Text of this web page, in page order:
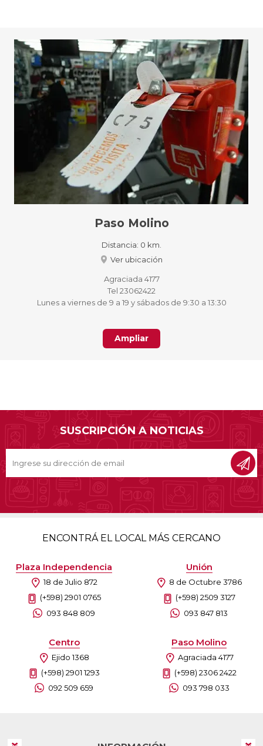
Paso Molino
Distancia: 0 km.
Ver ubicación
Agraciada 4177
Tel 23062422
Lunes a viernes de 9 a 19 y sábados de 9:30 a 13:30
Ampliar
SUSCRIPCIÓN A NOTICIAS
ENCONTRÁ EL LOCAL MÁS CERCANO
Plaza Independencia
18 de Julio 872
(+598) 2901 0765
093 848 809
Unión
8 de Octubre 3786
(+598) 2509 3127
093 847 813
Centro
Ejido 1368
(+598) 2901 1293
092 509 659
Paso Molino
Agraciada 4177
(+598) 2306 2422
093 798 033